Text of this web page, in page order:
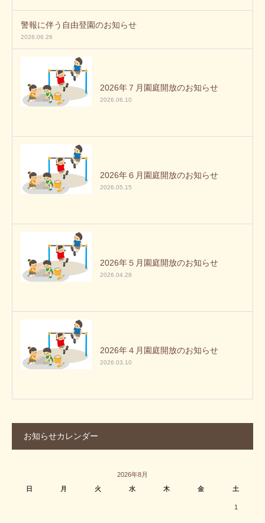
警報に伴う自由登園のお知らせ
2026.06.26
2026年７月園庭開放のお知らせ
2026.06.10
2026年６月園庭開放のお知らせ
2026.05.15
2026年５月園庭開放のお知らせ
2026.04.28
2026年４月園庭開放のお知らせ
2026.03.10
お知らせカレンダー
2026年8月
日
月 火 水 木 金 土
1